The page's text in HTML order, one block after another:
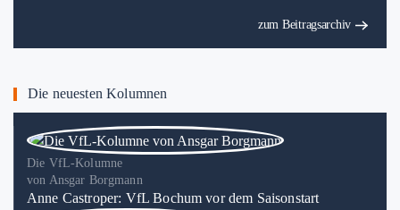
zum Beitragsarchiv
Die neuesten Kolumnen
Die VfL-Kolumne
von Ansgar Borgmann
Anne Castroper: VfL Bochum vor dem Saisonstart